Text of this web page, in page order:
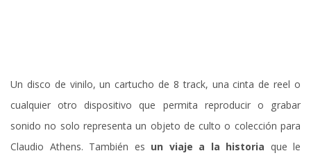
Un disco de vinilo, un cartucho de 8 track, una cinta de reel o
cualquier otro dispositivo que permita reproducir o grabar
sonido no solo representa un objeto de culto o colección para
Claudio Athens. También es un viaje a la historia que le